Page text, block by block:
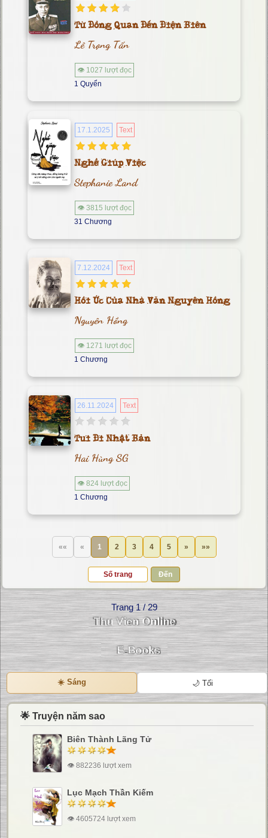
Từ Đồng Quan Đến Điện Biên
Lê Trọng Tấn
👁 1027 lượt đọc
1 Quyển
17.1.2025 Text
Nghề Giúp Việc
Stephanie Land
👁 3815 lượt đọc
31 Chương
7.12.2024 Text
Hồi Ức Của Nhà Văn Nguyên Hồng
Nguyên Hồng
👁 1271 lượt đọc
1 Chương
26.11.2024 Text
Tui Đi Nhật Bản
Hai Hùng SG
👁 824 lượt đọc
1 Chương
«« « 1 2 3 4 5 » »»
Đến
Trang 1 / 29
☀️ Sáng 🌙 Tối
🌟 Truyện năm sao
Biên Thành Lãng Tử
👁 882236 lượt xem
Lục Mạch Thần Kiếm
👁 4605724 lượt xem